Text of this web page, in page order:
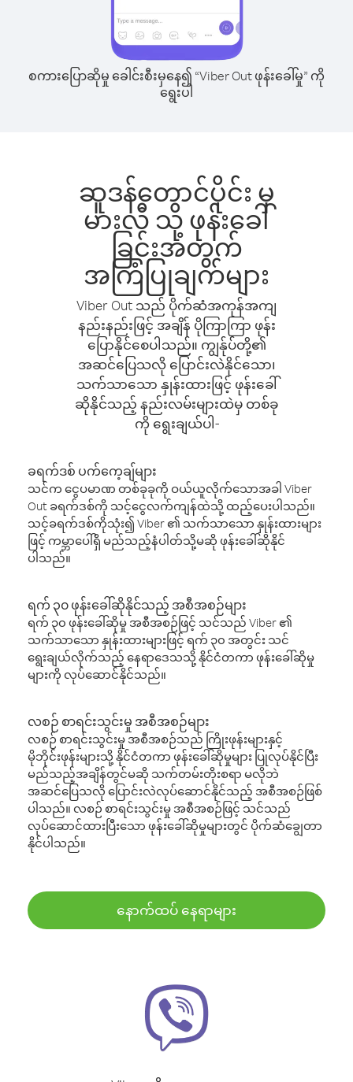
စကားပြောဆိုမှု ခေါင်းစီးမှနေ၍ “Viber Out ဖုန်းခေါ်မှု” ကို
ရွေးပါ
ဆူဒန်တောင်ပိုင်း မှ
မားလီ သို့ ဖုန်းခေါ်
ခြင်းအတွက်
အကြံပြုချက်များ
Viber Out သည် ပိုက်ဆံအကုန်အကျ
နည်းနည်းဖြင့် အချိန် ပိုကြာကြာ ဖုန်း
ပြောနိုင်စေပါသည်။ ကျွန်ုပ်တို့၏
အဆင်ပြေသလို ပြောင်းလဲနိုင်သော၊
သက်သာသော နှုန်းထားဖြင့် ဖုန်းခေါ်
ဆိုနိုင်သည့် နည်းလမ်းများထဲမှ တစ်ခု
ကို ရွေးချယ်ပါ-
ခရက်ဒစ် ပက်ကေ့ချ်များ
သင်က ငွေပမာဏ တစ်ခုခုကို ဝယ်ယူလိုက်သောအခါ Viber
Out ခရက်ဒစ်ကို သင့်ငွေလက်ကျန်ထဲသို့ ထည့်ပေးပါသည်။
သင့်ခရက်ဒစ်ကိုသုံး၍ Viber ၏ သက်သာသော နှုန်းထားများ
ဖြင့် ကမ္ဘာပေါ်ရှိ မည်သည့်နံပါတ်သို့မဆို ဖုန်းခေါ်ဆိုနိုင်
ပါသည်။
ရက် ၃၀ ဖုန်းခေါ်ဆိုနိုင်သည့် အစီအစဉ်များ
ရက် ၃၀ ဖုန်းခေါ်ဆိုမှု အစီအစဉ်ဖြင့် သင်သည် Viber ၏
သက်သာသော နှုန်းထားများဖြင့် ရက် ၃၀ အတွင်း သင်
ရွေးချယ်လိုက်သည့် နေရာဒေသသို့ နိုင်ငံတကာ ဖုန်းခေါ်ဆိုမှု
များကို လုပ်ဆောင်နိုင်သည်။
လစဉ် စာရင်းသွင်းမှု အစီအစဉ်များ
လစဉ် စာရင်းသွင်းမှု အစီအစဉ်သည် ကြိုးဖုန်းများနှင့်
မိုဘိုင်းဖုန်းများသို့ နိုင်ငံတကာ ဖုန်းခေါ်ဆိုမှုများ ပြုလုပ်နိုင်ပြီး
မည်သည့်အချိန်တွင်မဆို သက်တမ်းတိုးစရာ မလိုဘဲ
အဆင်ပြေသလို ပြောင်းလဲလုပ်ဆောင်နိုင်သည့် အစီအစဉ်ဖြစ်
ပါသည်။ လစဉ် စာရင်းသွင်းမှု အစီအစဉ်ဖြင့် သင်သည်
လုပ်ဆောင်ထားပြီးသော ဖုန်းခေါ်ဆိုမှုများတွင် ပိုက်ဆံချွေတာ
နိုင်ပါသည်။
နောက်ထပ် နေရာများ